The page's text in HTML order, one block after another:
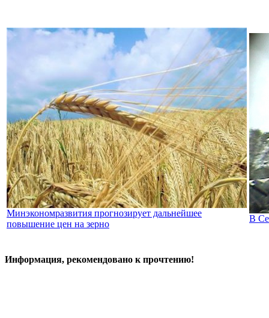
Минэкономразвития прогнозирует дальнейшее
повышение цен на зерно
В
Информация, рекомендовано к прочтению!